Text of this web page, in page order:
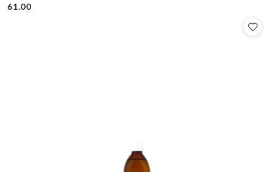
Cena:
61.00